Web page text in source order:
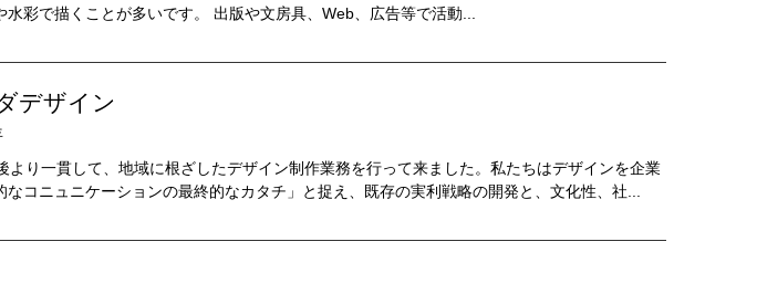
彩で描くことが多いです。 出版や文房具、Web、広告等で活動...
デザイン
より一貫して、地域に根ざしたデザイン制作業務を行って来ました。私たちはデザインを企業
なコニュニケーションの最終的なカタチ」と捉え、既存の実利戦略の開発と、文化性、社...